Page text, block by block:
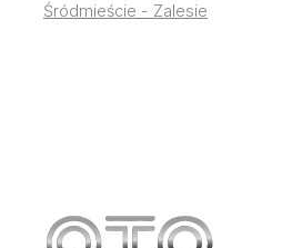
Śródmieście - Zalesie